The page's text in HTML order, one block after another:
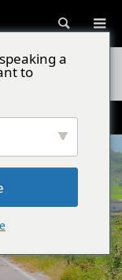
検索
ちゅらさんロケ地！自
a
to